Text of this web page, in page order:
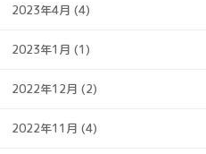
2023年4月 (4)
2023年1月 (1)
2022年12月 (2)
2022年11月 (4)